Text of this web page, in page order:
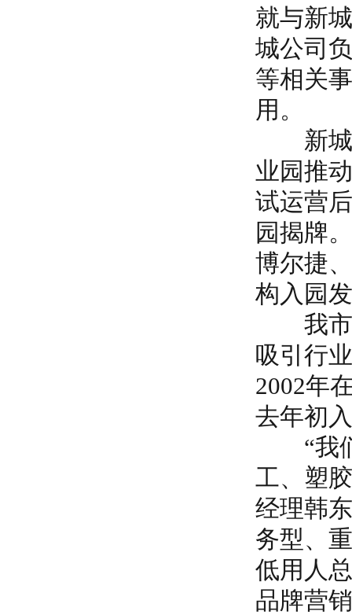
就与新
城公司
等相关
用。
新城
业园推
试运营
园揭牌
博尔捷
构入园
我市
吸引行
2002年
去年初
“我们
工、塑
经理韩
务型、
低用人
品牌营